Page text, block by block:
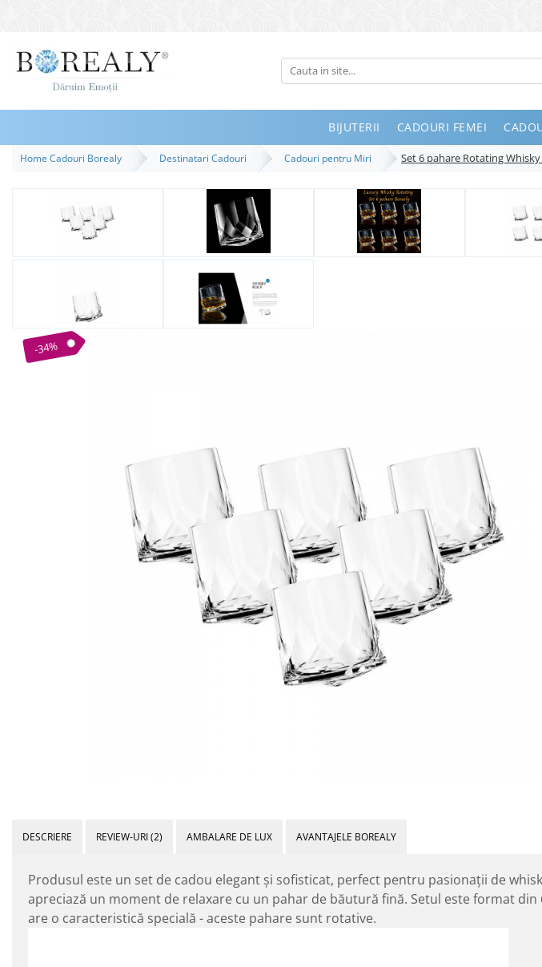
Bijuterii
Inele
Bratari
Bijuterii Femei
Bijuterii Copii
Bijuterii Mirese
BIJUTERII CADOURI FEMEI
Home Cadouri Borealy Destinatari Cadouri Cadouri pentru Miri Set 6 pahare Rotating
-34%
DESCRIERE REVIEW-URI(2) AMBALARE DE LUX AVANTAJELE BOREALY
Produsul este un set de cadou elegant și sofisticat, perfect pentru pasionații de
apreciază un moment de relaxare cu un pahar de băutură fină. Setul este format din
are o caracteristică specială - aceste pahare sunt rotative.